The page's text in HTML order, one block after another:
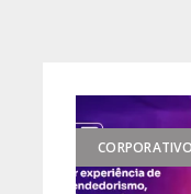
CORPORATIVO